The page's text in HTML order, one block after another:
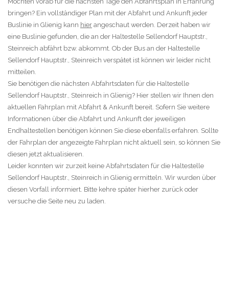
bringen? Ein vollständiger Plan mit der Abfahrt und Ankunft jeder
Buslinie in Glienig kann hier angeschaut werden. Derzeit haben wir
eine Buslinie gefunden, die an der Haltestelle Sellendorf Hauptstr.,
Steinreich abfährt bzw. abkommt. Ob der Bus an der Haltestelle
Sellendorf Hauptstr., Steinreich verspätet ist können wir leider nicht
mitteilen.
Sie benötigen die nächsten Abfahrtsdaten für die Haltestelle
Sellendorf Hauptstr., Steinreich in Glienig? Hier stellen wir Ihnen den
aktuellen Fahrplan mit Abfahrt & Ankunft bereit. Sofern Sie weitere
Informationen über die Abfahrt und Ankunft der jeweiligen
Endhaltestellen benötigen können Sie diese ebenfalls erfahren. Sollte
der Fahrplan der angezeigte Fahrplan nicht aktuell sein, so können Sie
diesen jetzt aktualisieren.
Leider konnten wir zurzeit keine Abfahrtsdaten für die Haltestelle
Sellendorf Hauptstr., Steinreich in Glienig ermitteln. Wir wurden über
diesen Vorfall informiert. Bitte kehre später hierher zurück oder
versuche die Seite neu zu laden.